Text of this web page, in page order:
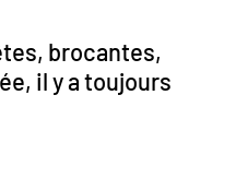
brocantes,
il y a toujours